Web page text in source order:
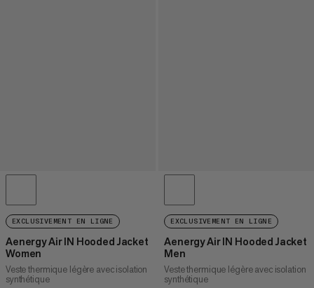
EXCLUSIVEMENT EN LIGNE
Aenergy Air IN Hooded Jacket
Women
Veste thermique légère avec isolation
synthétique
EXCLUSIVEMENT EN LIGNE
Aenergy Air IN Hooded Jacket
Men
Veste thermique légère avec isolation
synthétique